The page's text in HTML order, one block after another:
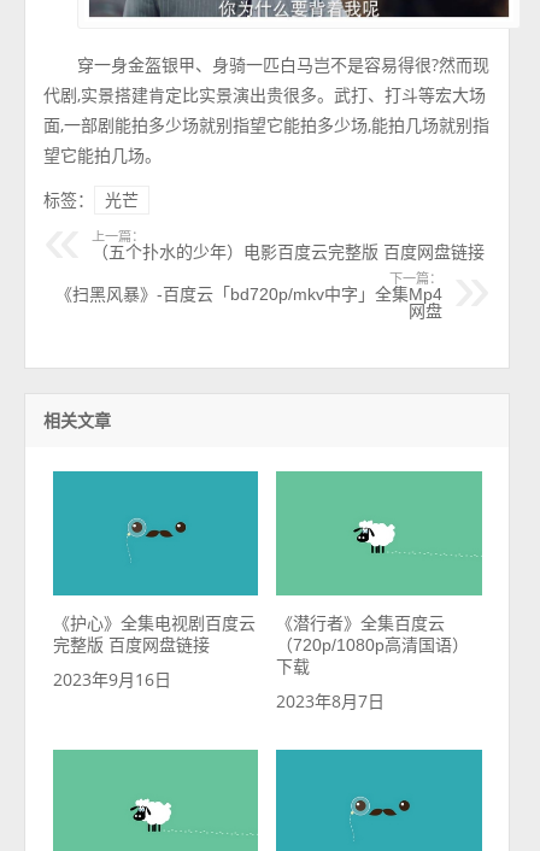
穿一身金盔银甲、身骑一匹白马岂不是容易得很?然而现
代剧,实景搭建肯定比实景演出贵很多。武打、打斗等宏大场
面,一部剧能拍多少场就别指望它能拍多少场,能拍几场就别指
望它能拍几场。
标签：
光芒
上一篇：
（五个扑水的少年）电影百度云完整版 百度网盘链接
下一篇：
《扫黑风暴》-百度云「bd720p/mkv中字」全集Mp4
网盘
相关文章
《护心》全集电视剧百度云
完整版 百度网盘链接
2023年9月16日
《潜行者》全集百度云
（720p/1080p高清国语）
下载
2023年8月7日